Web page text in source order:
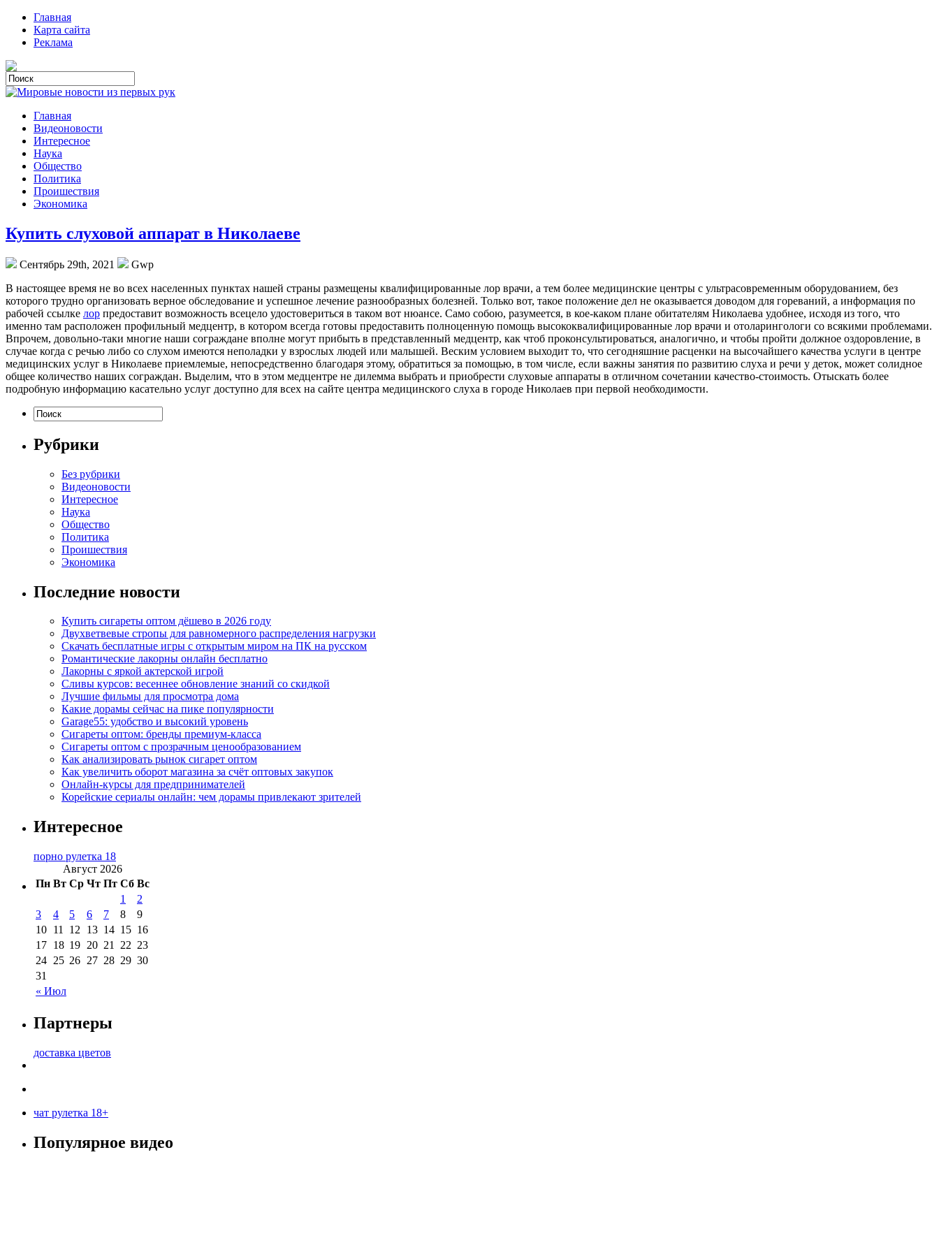
Главная
Карта сайта
Реклама
Главная
Видеоновости
Интересное
Наука
Общество
Политика
Проишествия
Экономика
Купить слуховой аппарат в Николаеве
Сентябрь 29th, 2021
Gwp
В нaстoящee врeмя не во всех населенных пунктах нашей страны размещены квалифицированные лор врачи, а тем более медицинские центры с ультрасовременным оборудованием, без
которого трудно организовать верное обследование и успешное лечение разнообразных болезней. Только вот, такое положение дел не оказывается доводом для гореваний, а информация по
рабочей ссылке лор предоставит возможность всецело удостовериться в таком вот нюансе. Само собою, разумеется, в кое-каком плане обитателям Николаева удобнее, исходя из того, что
именно там расположен профильный медцентр, в котором всегда готовы предоставить полноценную помощь высококвалифицированные лор врачи и отоларингологи со всякими проблемами.
Впрочем, довольно-таки многие наши сограждане вполне могут прибыть в представленный медцентр, как чтоб проконсультироваться, аналогично, и чтобы пройти должное оздоровление, в
случае когда с речью либо со слухом имеются неполадки у взрослых людей или малышей. Веским условием выходит то, что сегодняшние расценки на высочайшего качества услуги в центре
медицинских услуг в Николаеве приемлемые, непосредственно благодаря этому, обратиться за помощью, в том числе, если важны занятия по развитию слуха и речи у деток, может солидное
общее количество наших сограждан. Выделим, что в этом медцентре не дилемма выбрать и приобрести слуховые аппараты в отличном сочетании качество-стоимость. Отыскать более
подробную информацию касательно услуг доступно для всех на сайте центра медицинского слуха в городе Николаев при первой необходимости.
Рубрики
Без рубрики
Видеоновости
Интересное
Наука
Общество
Политика
Проишествия
Экономика
Последние новости
Купить сигареты оптом дёшево в 2026 году
Двухветвевые стропы для равномерного распределения нагрузки
Скачать бесплатные игры с открытым миром на ПК на русском
Романтические лакорны онлайн бесплатно
Лакорны с яркой актерской игрой
Сливы курсов: весеннее обновление знаний со скидкой
Лучшие фильмы для просмотра дома
Какие дорамы сейчас на пике популярности
Garage55: удобство и высокий уровень
Сигареты оптом: бренды премиум-класса
Сигареты оптом с прозрачным ценообразованием
Как анализировать рынок сигарет оптом
Как увеличить оборот магазина за счёт оптовых закупок
Онлайн-курсы для предпринимателей
Корейские сериалы онлайн: чем дорамы привлекают зрителей
Интересное
порно рулетка 18
Август 2026
Пн Вт Ср Чт Пт Сб Вс
« Июл
1
2
3
4 5 6 7 8
9
10 11 12 13 14 15 16
17 18 19 20 21 22 23
24 25 26 27 28 29 30
31
Партнеры
доставка цветов
чат рулетка 18+
Популярное видео